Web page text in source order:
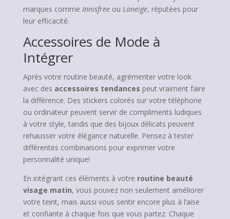
marques comme Innisfreeou Laneige, réputées pour
leur efficacité.
Accessoires de Mode à
Intégrer
Après votre routine beauté, agrémenter votre look
avec des accessoires tendances peut vraiment faire
la différence. Des stickers colorés sur votre téléphone
ou ordinateur peuvent servir de compliments ludiques
à votre style, tandis que des bijoux délicats peuvent
rehausser votre élégance naturelle. Pensez à tester
différentes combinaisons pour exprimer votre
personnalité unique!
En intégrant ces éléments à votre routine beauté
visage matin, vous pouvez non seulement améliorer
votre teint, mais aussi vous sentir encore plus à l’aise
et confiante à chaque fois que vous partez. Chaque